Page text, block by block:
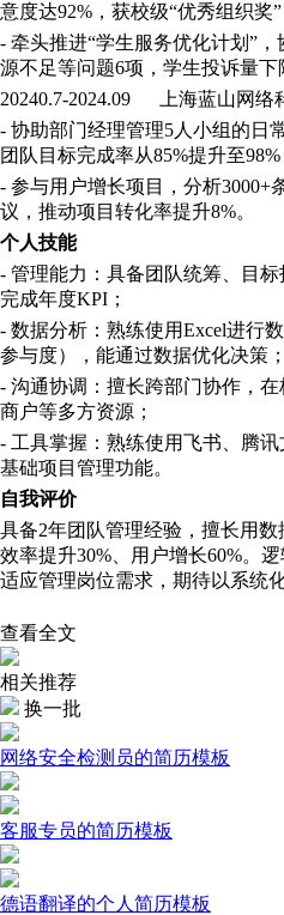
意度达92%，获校级“优秀组织奖”
- 牵头推进“学生服务优化计划”
源不足等问题6项，学生投诉量下
20240.7-2024.09 上海蓝山网
- 协助部门经理管理5人小组的日
团队目标完成率从85%提升至98%
- 参与用户增长项目，分析3000+
议，推动项目转化率提升8%。
个人技能
- 管理能力：具备团队统筹、目
完成年度KPI；
- 数据分析：熟练使用Excel进行
参与度），能通过数据优化决策；
- 沟通协调：擅长跨部门协作，在
商户等多方资源；
- 工具掌握：熟练使用飞书、腾
基础项目管理功能。
自我评价
具备2年团队管理经验，擅长用
效率提升30%、用户增长60%。
适应管理岗位需求，期待以系统
查看全文
相关推荐
换一批
网络安全检测员的简历模板
客服专员的简历模板
德语翻译的个人简历模板